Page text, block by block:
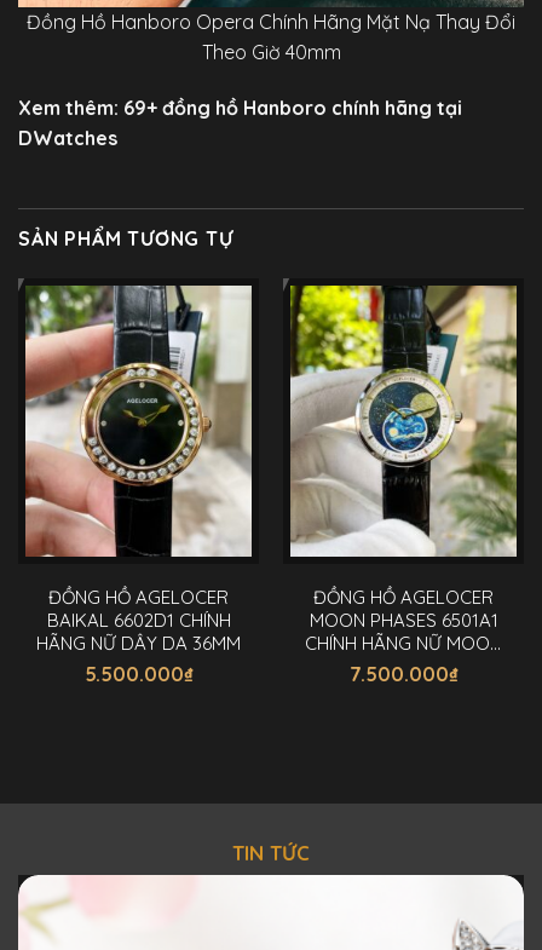
Đồng Hồ Hanboro Opera Chính Hãng Mặt Nạ Thay Đổi
Theo Giờ 40mm
Xem thêm: 69+ đồng hồ Hanboro chính hãng tại
DWatches
SẢN PHẨM TƯƠNG TỰ
ĐỒNG HỒ AGELOCER
BAIKAL 6602D1 CHÍNH
HÃNG NỮ DÂY DA 36MM
5.500.000₫
ĐỒNG HỒ AGELOCER
MOON PHASES 6501A1
CHÍNH HÃNG NỮ MOON
PHASES 36MM
7.500.000₫
TIN TỨC